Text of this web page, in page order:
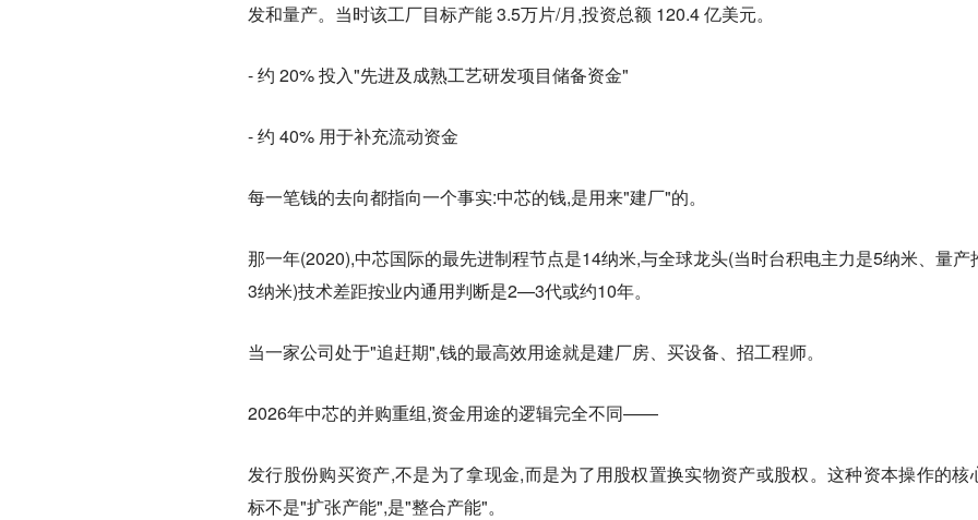
发和量产。当时该工厂目标产能 3.5万片/月,投资总额 120.4 亿美元。
- 约 20% 投入"先进及成熟工艺研发项目储备资金"
- 约 40% 用于补充流动资金
每一笔钱的去向都指向一个事实:中芯的钱,是用来"建厂"的。
那一年(2020),中芯国际的最先进制程节点是14纳米,与全球龙头(当时台积电主力是5纳米、量产
3纳米)技术差距按业内通用判断是2—3代或约10年。
当一家公司处于"追赶期",钱的最高效用途就是建厂房、买设备、招工程师。
2026年中芯的并购重组,资金用途的逻辑完全不同——
发行股份购买资产,不是为了拿现金,而是为了用股权置换实物资产或股权。这种资本操作的核
标不是"扩张产能",是"整合产能"。